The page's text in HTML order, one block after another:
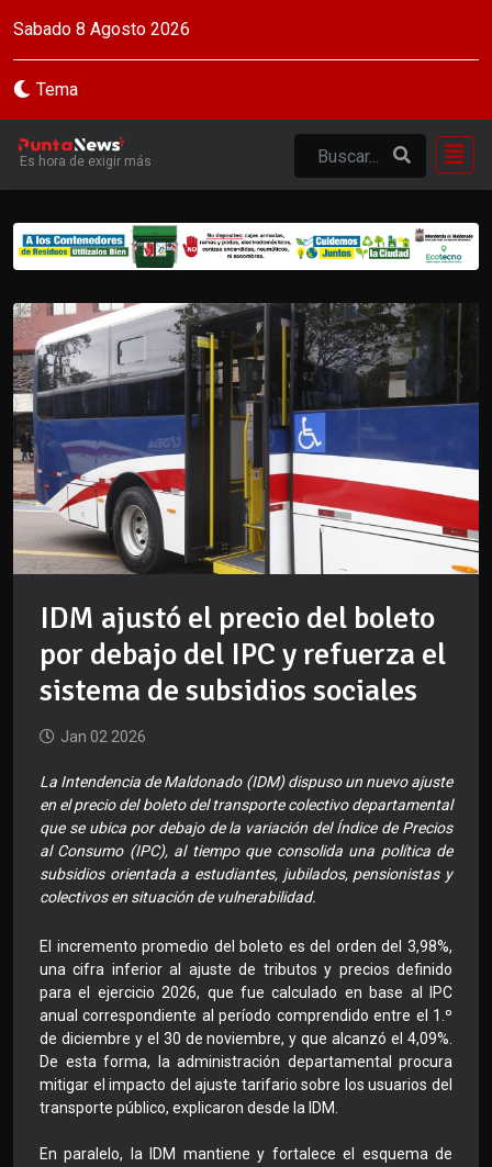
Sabado 8 Agosto 2026
Tema
Es hora de exigir más
IDM ajustó el precio del boleto
por debajo del IPC y refuerza el
sistema de subsidios sociales
Jan 02 2026
La Intendencia de Maldonado (IDM) dispuso un nuevo ajuste
en el precio del boleto del transporte colectivo departamental
que se ubica por debajo de la variación del Índice de Precios
al Consumo (IPC), al tiempo que consolida una política de
subsidios orientada a estudiantes, jubilados, pensionistas y
colectivos en situación de vulnerabilidad.
El incremento promedio del boleto es del orden del 3,98%,
una cifra inferior al ajuste de tributos y precios definido
para el ejercicio 2026, que fue calculado en base al IPC
anual correspondiente al período comprendido entre el 1.º
de diciembre y el 30 de noviembre, y que alcanzó el 4,09%.
De esta forma, la administración departamental procura
mitigar el impacto del ajuste tarifario sobre los usuarios del
transporte público, explicaron desde la IDM.
En paralelo, la IDM mantiene y fortalece el esquema de